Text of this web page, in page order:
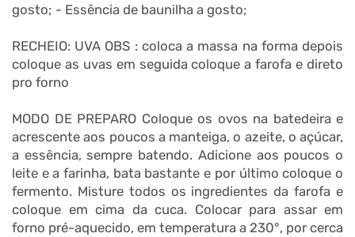
gosto; - Essência de baunilha a gosto;
RECHEIO: UVA OBS : coloca a massa na forma depois
coloque as uvas em seguida coloque a farofa e direto
pro forno
MODO DE PREPARO Coloque os ovos na batedeira e
acrescente aos poucos a manteiga, o azeite, o açúcar,
a essência, sempre batendo. Adicione aos poucos o
leite e a farinha, bata bastante e por último coloque o
fermento. Misture todos os ingredientes da farofa e
coloque em cima da cuca. Colocar para assar em
forno pré-aquecido, em temperatura a 230°, por cerca